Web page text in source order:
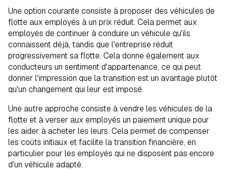
Une option courante consiste à proposer des véhicules de
flotte aux employés à un prix réduit. Cela permet aux
employés de continuer à conduire un véhicule qu'ils
connaissent déjà, tandis que l'entreprise réduit
progressivement sa flotte. Cela donne également aux
conducteurs un sentiment d'appartenance, ce qui peut
donner l'impression que la transition est un avantage plutôt
qu'un changement qui leur est imposé.
Une autre approche consiste à vendre les véhicules de la
flotte et à verser aux employés un paiement unique pour
les aider à acheter les leurs. Cela permet de compenser
les coûts initiaux et facilite la transition financière, en
particulier pour les employés qui ne disposent pas encore
d'un véhicule adapté.